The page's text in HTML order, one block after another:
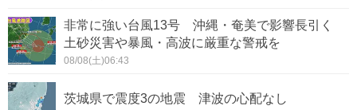
非常に強い台風13号 沖縄・奄美で影響長引く
土砂災害や暴風・高波に厳重な警戒を
08/08(土)06:43
茨城県で震度3の地震 津波の心配なし